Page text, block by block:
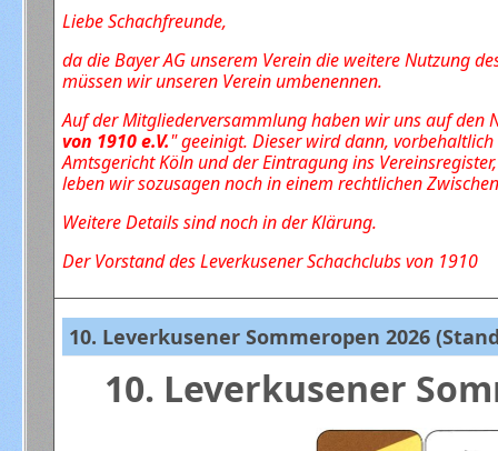
Liebe Schachfreunde,
da die Bayer AG unserem Verein die weitere Nutzung
müssen wir unseren Verein umbenennen.
Auf der Mitgliederversammlung haben wir uns auf den
von 1910 e.V." geeinigt. Dieser wird dann,
Amtsgericht Köln und der Eintragung ins
leben wir sozusagen noch in einem rechtlichen
Weitere Details sind noch in der Klärung.
Der Vorstand des Leverkusener Schachclubs von 1910
10. Leverkusener Sommeropen 2026
10. Leverkusener